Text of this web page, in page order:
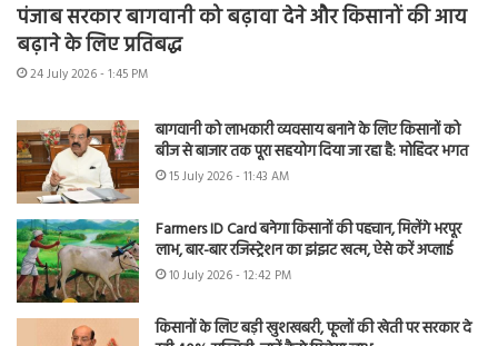
पंजाब सरकार बागवानी को बढ़ावा देने और किसानों की आय
बढ़ाने के लिए प्रतिबद्ध
24 July 2026 - 1:45 PM
बागवानी को लाभकारी व्यवसाय बनाने के लिए किसानों को
बीज से बाजार तक पूरा सहयोग दिया जा रहा है: मोहिंदर भगत
15 July 2026 - 11:43 AM
Farmers ID Card बनेगा किसानों की पहचान, मिलेंगे भरपूर
लाभ, बार-बार रजिस्ट्रेशन का झंझट खत्म, ऐसे करें अप्लाई
10 July 2026 - 12:42 PM
किसानों के लिए बड़ी खुशखबरी, फूलों की खेती पर सरकार दे